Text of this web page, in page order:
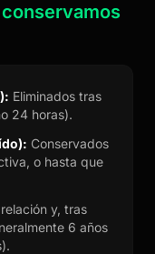
Eliminados tras
24 horas).
Conservados
o hasta que
y, tras
6 años